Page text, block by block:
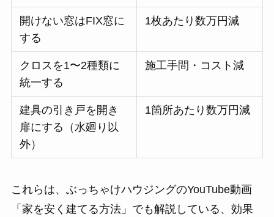
開けない窓はFIX窓に
する
1枚あたり数万円減
クロスを1〜2種類に
統一する
施工手間・コスト減
建具の引き戸を開き
扉にする（水廻り以
外）
1箇所あたり数万円減
これらは、ぶっちゃけハウジングのYouTube動画
「家を安く建てる方法」でも解説している、効果